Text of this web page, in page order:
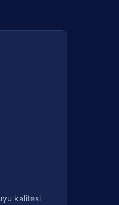
kalitesi